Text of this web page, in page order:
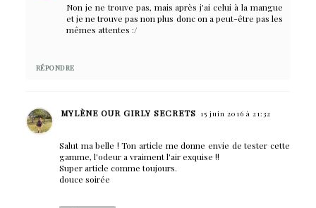
Non je ne trouve pas, mais après j'ai celui à la mangue
et je ne trouve pas non plus donc on a peut-être pas les
mêmes attentes :/
RÉPONDRE
MYLÈNE OUR GIRLY SECRETS 15 juin 2016 à 21:32
Salut ma belle ! Ton article me donne envie de tester cette
gamme, l'odeur a vraiment l'air exquise !!
Super article comme toujours.
douce soirée